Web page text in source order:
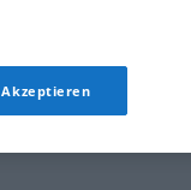
Akzeptieren